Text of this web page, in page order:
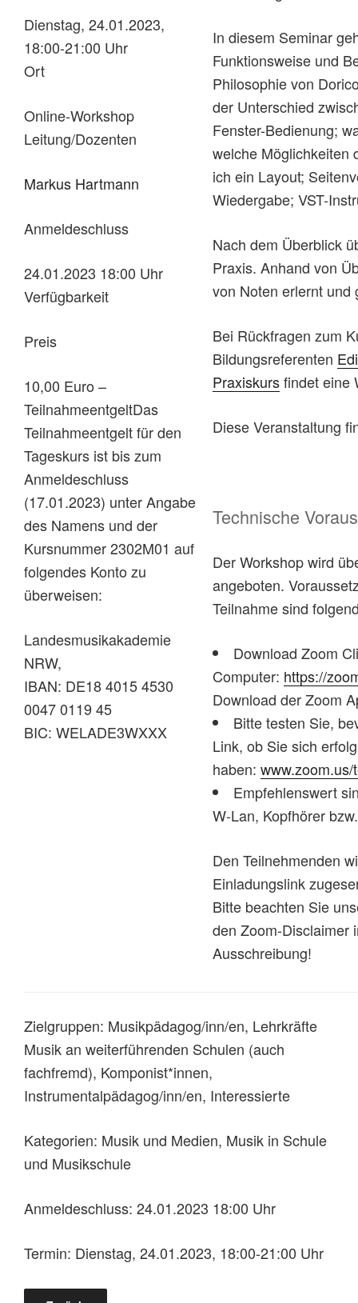
Dienstag, 24.01.2023,
18:00-21:00 Uhr
Ort
Online-Workshop
Leitung/Dozenten
Markus Hartmann
Anmeldeschluss
24.01.2023 18:00 Uhr
Verfügbarkeit
Preis
10,00 Euro –
TeilnahmeentgeltDas
Teilnahmeentgelt für den
Tageskurs ist bis zum
Anmeldeschluss
(17.01.2023) unter Angabe
des Namens und der
Kursnummer 2302M01 auf
folgendes Konto zu
überweisen:
Landesmusikakademie
NRW,
IBAN: DE18 4015 4530
0047 0119 45
BIC: WELADE3WXXX
In diesem Seminar
Funktionsweise und
Philosophie von
der Unterschied
Fenster-Bedienung;
welche Möglichkeiten
ich ein Layout;
Wiedergabe; VST-
Nach dem Überblick
Praxis. Anhand von
von Noten erlernt und
Bei Rückfragen zum
Bildungsreferenten
Praxiskursfindet eine
Diese Veranstaltung
Technische
Der Workshop wird
angeboten.
Teilnahme sind
Download Zoom
Computer: https://
Download der Zoom
Bitte testen Sie,
Link, ob Sie sich
haben: www.zoom.us/
Empfehlenswert
W-Lan, Kopfhörer
Den Teilnehmenden
Einladungslink
Bitte beachten Sie
den Zoom-Disclaimer
Ausschreibung!
Zielgruppen: Musikpädagog/inn/en, Lehrkräfte
Musik an weiterführenden Schulen (auch
fachfremd), Komponist*innen,
Instrumentalpädagog/inn/en, Interessierte
Kategorien: Musik und Medien, Musik in Schule
und Musikschule
Anmeldeschluss: 24.01.2023 18:00 Uhr
Termin: Dienstag, 24.01.2023, 18:00-21:00 Uhr